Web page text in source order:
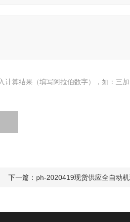
计算结果（填写阿拉伯数字），如：三
下一篇： ph-2020419现货供应全自动